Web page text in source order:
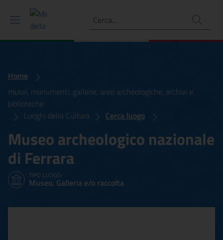
Ricerca
Home
musei, monumenti, gallerie, aree archeologiche, archivi e
biblioteche
Luoghi della Cultura
Cerca luogo
Museo archeologico nazionale
di Ferrara
TIPO LUOGO:
Museo, Galleria e/o raccolta